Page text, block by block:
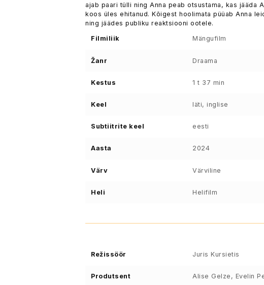
ajab paari tülli ning Anna peab otsustama, kas jääda
koos üles ehitanud. Kõigest hoolimata püüab Anna
ning jäädes publiku reaktsiooni ootele.
Filmiliik Mängufilm
Žanr Draama
Kestus 1 t 37 min
Keel läti, inglise
Subtiitrite keel eesti
Aasta 2024
Värv Värviline
Heli Helifilm
Režissöör Juris Kursietis
Produtsent Alise Gelze, Evelin